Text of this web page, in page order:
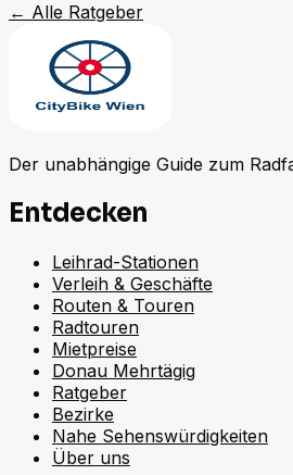
← Alle Ratgeber
Der unabhängige Guide zum
Entdecken
Leihrad-Stationen
Verleih & Geschäfte
Routen & Touren
Radtouren
Mietpreise
Donau Mehrtägig
Ratgeber
Bezirke
Nahe Sehenswürdigkeiten
Über uns